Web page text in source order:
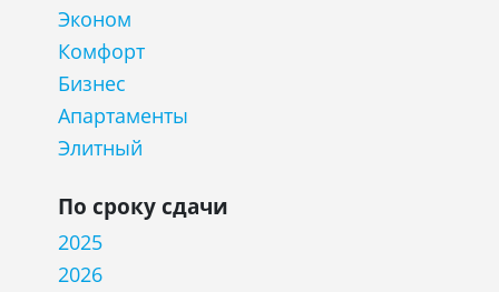
Эконом
Комфорт
Бизнес
Апартаменты
Элитный
По сроку сдачи
2025
2026